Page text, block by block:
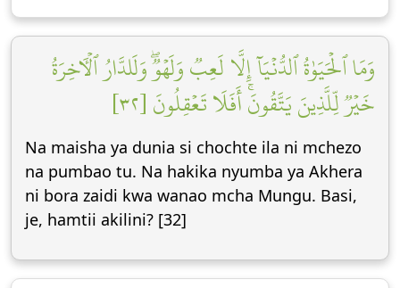
وَمَا ٱلۡحَيَوٰةُ ٱلدُّنۡيَآ إِلَّا لَعِبٞ وَلَهۡوٞۖ وَلَلدَّارُ ٱلۡأٓخِرَةُ
خَيۡرٞ لِّلَّذِينَ يَتَّقُونَۚ أَفَلَا تَعۡقِلُونَ [٣٢]
Na maisha ya dunia si chochte ila ni mchezo
na pumbao tu. Na hakika nyumba ya Akhera
ni bora zaidi kwa wanao mcha Mungu. Basi,
je, hamtii akilini? [32]